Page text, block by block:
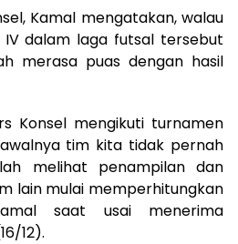
Kamal mengatakan, walau
dalam laga futsal tersebut
merasa puas dengan hasil
Konsel mengikuti turnamen
tim kita tidak pernah
melihat penampilan dan
lain mulai memperhitungkan
saat usai menerima
12).